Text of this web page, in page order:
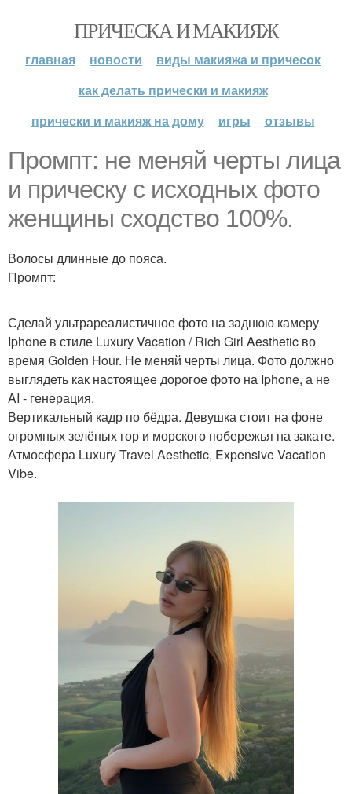
ПРИЧЕСКА И МАКИЯЖ
главная новости
виды макияжа и причесок
как делать прически и макияж
прически и макияж на дому
игры отзывы
Промпт: не меняй черты лица
и прическу с исходных фото
женщины сходство 100%.
Волосы длинные до пояса.
Промпт:
Сделай ультрареалистичное фото на заднюю камеру
Iphone в стиле Luxury Vacation / Rich Girl Aesthetic во
время Golden Hour. Не меняй черты лица. Фото должно
выглядеть как настоящее дорогое фото на Iphone, а не
AI - генерация.
Вертикальный кадр по бёдра. Девушка стоит на фоне
огромных зелёных гор и морского побережья на закате.
Атмосфера Luxury Travel Aesthetic, Expensive Vacation
Vibe.